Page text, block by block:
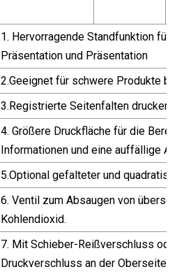
1. Hervorragende Standfunktion für
Präsentation und Präsentation
2.Geeignet für schwere Produkte
3.Registrierte Seitenfalten drucken
4. Größere Druckfläche für die
Informationen und eine auffällige
5.Optional gefalteter und
6. Ventil zum Absaugen von
Kohlendioxid.
7. Mit Schieber-Reißverschluss
Druckverschluss an der Oberseite